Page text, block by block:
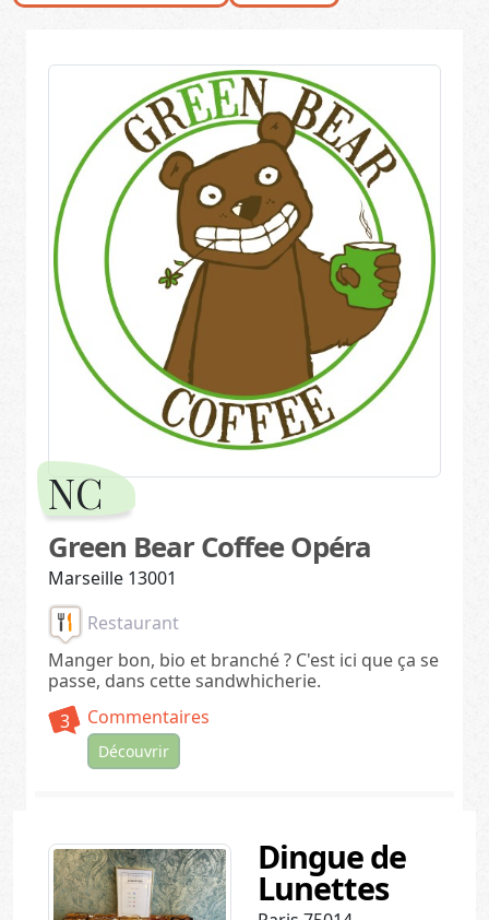
NC
Green Bear Coffee Opéra
Marseille 13001
Restaurant
Manger bon, bio et branché ? C'est ici que ça se
passe, dans cette sandwhicherie.
3
Commentaires
Découvrir
Dingue de
Lunettes